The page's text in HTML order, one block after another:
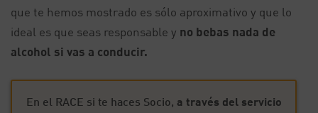
que te hemos mostrado es sólo aproximativo y que lo
ideal es que seas responsable y no bebas nada de
alcohol si vas a conducir.
En el RACE si te haces Socio, a través del servicio